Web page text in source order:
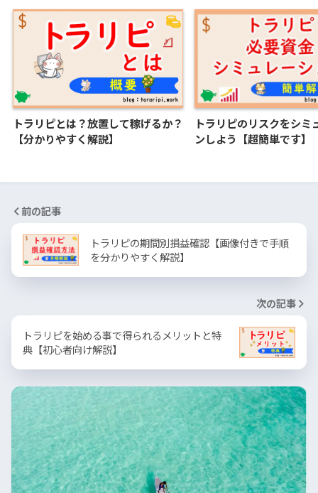
トラリピとは？放置して稼げるか？
【分かりやすく解説】
トラリピのリスクをシミ
ンしよう【超簡単です】
前の記事
トラリピの期間別損益確認【画像付きで手順
を分かりやすく解説】
次の記事
トラリピを始める事で得られるメリットと特
典【初心者向け解説】